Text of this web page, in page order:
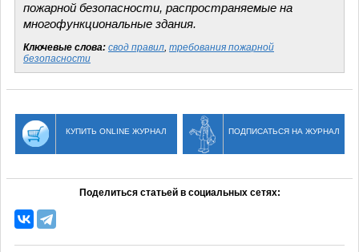
пожарной безопасности, распространяемые на
многофункциональные здания.
Ключевые слова: свод правил, требования пожарной
безопасности
КУПИТЬ ONLINE ЖУРНАЛ ПОДПИСАТЬСЯ НА ЖУРНАЛ
Поделиться статьей в социальных сетях: